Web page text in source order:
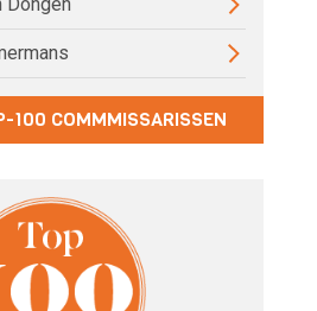
100 COMMMISSARISSEN